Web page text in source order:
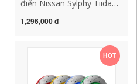
điển Nissan Sylphy Tiida
Junyi nắng cũ đĩa phanh
1,296,000 đ
HOT